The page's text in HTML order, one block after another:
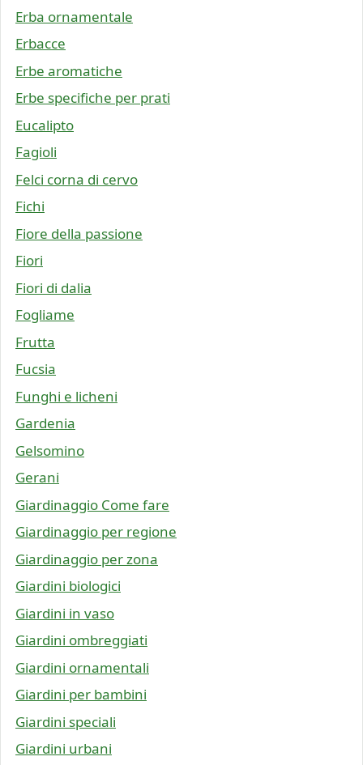
Erba ornamentale
Erbacce
Erbe aromatiche
Erbe specifiche per prati
Eucalipto
Fagioli
Felci corna di cervo
Fichi
Fiore della passione
Fiori
Fiori di dalia
Fogliame
Frutta
Fucsia
Funghi e licheni
Gardenia
Gelsomino
Gerani
Giardinaggio Come fare
Giardinaggio per regione
Giardinaggio per zona
Giardini biologici
Giardini in vaso
Giardini ombreggiati
Giardini ornamentali
Giardini per bambini
Giardini speciali
Giardini urbani